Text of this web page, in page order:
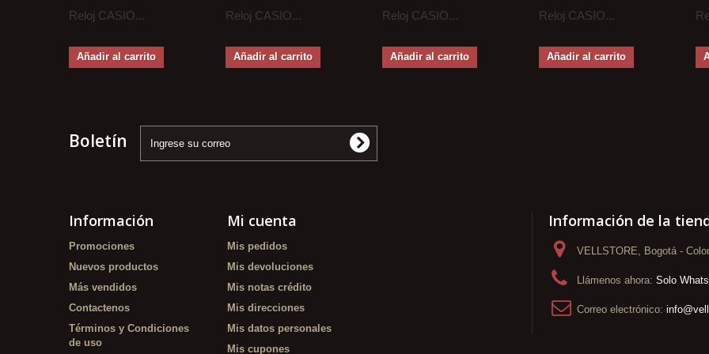
Reloj CASIO...
Añadir al carrito
Reloj CASIO...
Añadir al carrito
Reloj CASIO...
Añadir al carrito
Reloj CASIO...
Añadir al carrito
Boletín
Información
Promociones
Nuevos productos
Más vendidos
Contactenos
Términos y Condiciones
de uso
Mi cuenta
Mis pedidos
Mis devoluciones
Mis notas crédito
Mis direcciones
Mis datos personales
Mis cupones
Información de la
VELLSTORE, Bogotá -
Llámenos ahora: Solo
Correo electrónico: